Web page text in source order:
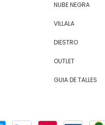
NUBE NEGRA
VILLALA
DIESTRO
OUTLET
GUIA DE TALLES